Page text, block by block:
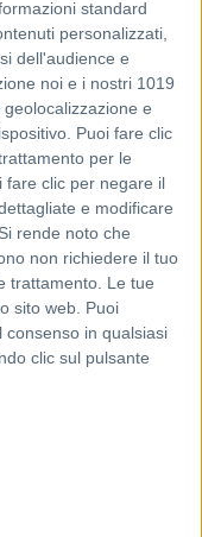
standard
personalizzati,
dell'audience e
noi e i nostri 1019
e
Puoi fare clic
per le
fare clic per negare il
e modificare
Si rende noto che
non richiedere il tuo
trattamento. Le tue
sito web. Puoi
in qualsiasi
clic sul pulsante